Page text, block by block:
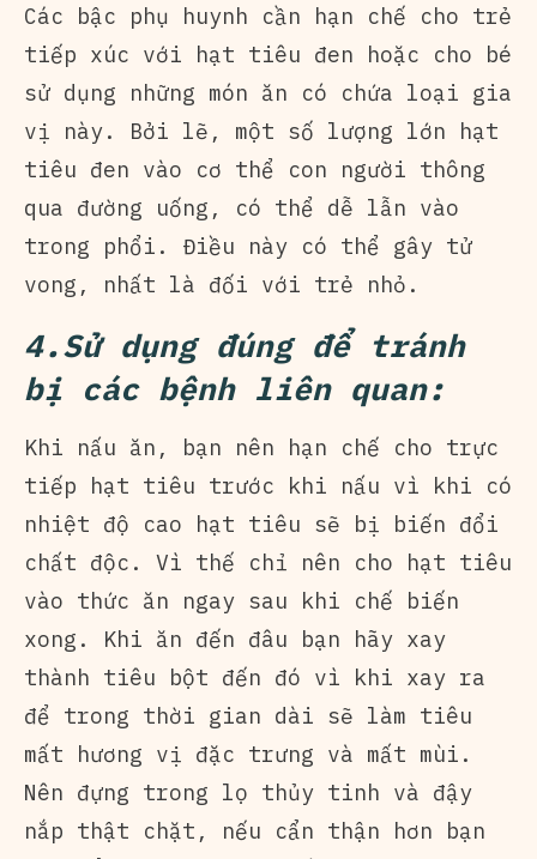
Các bậc phụ huynh cần hạn chế cho trẻ
tiếp xúc với hạt tiêu đen hoặc cho bé
sử dụng những món ăn có chứa loại gia
vị này. Bởi lẽ, một số lượng lớn hạt
tiêu đen vào cơ thể con người thông
qua đường uống, có thể dễ lẫn vào
trong phổi. Điều này có thể gây tử
vong, nhất là đối với trẻ nhỏ.
4.Sử dụng đúng để tránh
bị các bệnh liên quan:
Khi nấu ăn, bạn nên hạn chế cho trực
tiếp hạt tiêu trước khi nấu vì khi có
nhiệt độ cao hạt tiêu sẽ bị biến đổi
chất độc. Vì thế chỉ nên cho hạt tiêu
vào thức ăn ngay sau khi chế biến
xong. Khi ăn đến đâu bạn hãy xay
thành tiêu bột đến đó vì khi xay ra
để trong thời gian dài sẽ làm tiêu
mất hương vị đặc trưng và mất mùi.
Nên đựng trong lọ thủy tinh và đậy
nắp thật chặt, nếu cẩn thận hơn bạn